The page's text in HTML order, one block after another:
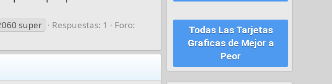
super Respuestas: 1
Foro:
Todas Las Tarjetas
Graficas de Mejor a
Peor